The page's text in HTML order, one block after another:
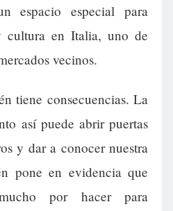
espacio especial para
cultura en Italia, uno de
vecinos.
tiene consecuencias. La
así puede abrir puertas
y dar a conocer nuestra
pone en evidencia que
por hacer para